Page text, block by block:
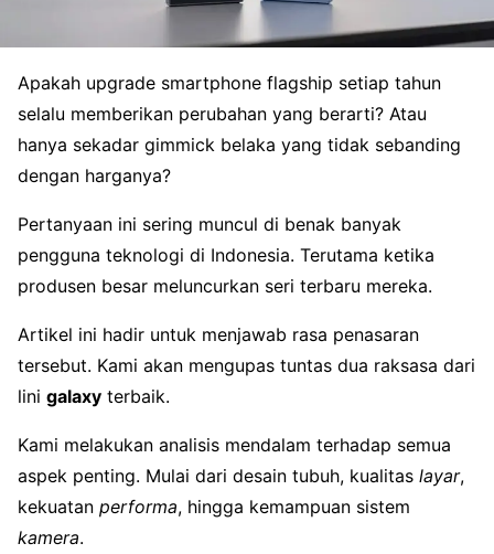
Apakah upgrade smartphone flagship setiap tahun
selalu memberikan perubahan yang berarti? Atau
hanya sekadar gimmick belaka yang tidak sebanding
dengan harganya?
Pertanyaan ini sering muncul di benak banyak
pengguna teknologi di Indonesia. Terutama ketika
produsen besar meluncurkan seri terbaru mereka.
Artikel ini hadir untuk menjawab rasa penasaran
tersebut. Kami akan mengupas tuntas dua raksasa dari
lini galaxy terbaik.
Kami melakukan analisis mendalam terhadap semua
aspek penting. Mulai dari desain tubuh, kualitas layar,
kekuatan performa, hingga kemampuan sistem
kamera.